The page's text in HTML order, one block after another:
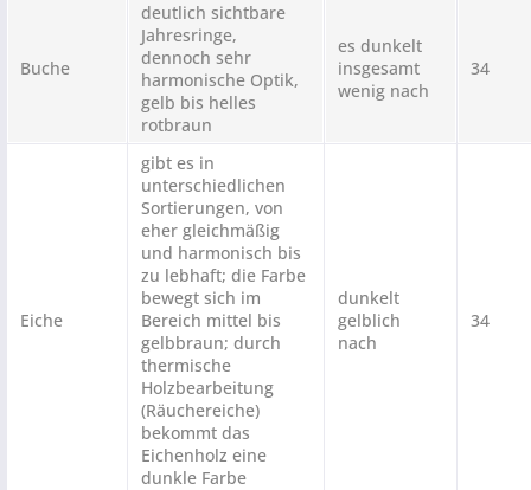
Buche
deutlich sichtbare
Jahresringe,
dennoch sehr
harmonische Optik,
gelb bis helles
rotbraun
es dunkelt
insgesamt
wenig nach
34
Eiche
gibt es in
unterschiedlichen
Sortierungen, von
eher gleichmäßig
und harmonisch bis
zu lebhaft; die Farbe
bewegt sich im
Bereich mittel bis
gelbbraun; durch
thermische
Holzbearbeitung
(Räuchereiche)
bekommt das
Eichenholz eine
dunkle Farbe
dunkelt
gelblich
nach
34